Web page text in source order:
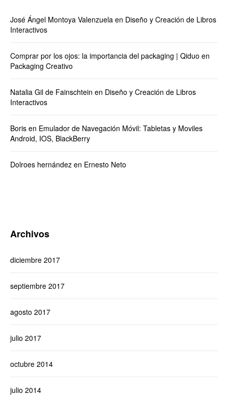
José Ángel Montoya Valenzuela en Diseño y Creación de Libros
Interactivos
Comprar por los ojos: la importancia del packaging | Qiduo en
Packaging Creativo
Natalia Gil de Fainschtein en Diseño y Creación de Libros
Interactivos
Boris en Emulador de Navegación Móvil: Tabletas y Moviles
Android, IOS, BlackBerry
Dolroes hernández en Ernesto Neto
Archivos
diciembre 2017
septiembre 2017
agosto 2017
julio 2017
octubre 2014
julio 2014